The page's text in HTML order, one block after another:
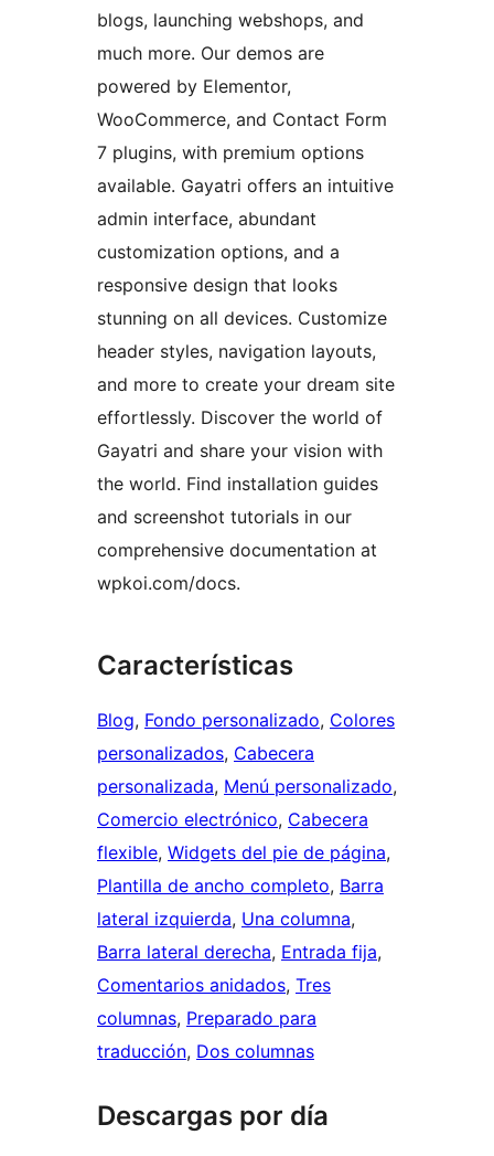
blogs, launching webshops, and
much more. Our demos are
powered by Elementor,
WooCommerce, and Contact Form
7 plugins, with premium options
available. Gayatri offers an intuitive
admin interface, abundant
customization options, and a
responsive design that looks
stunning on all devices. Customize
header styles, navigation layouts,
and more to create your dream site
effortlessly. Discover the world of
Gayatri and share your vision with
the world. Find installation guides
and screenshot tutorials in our
comprehensive documentation at
wpkoi.com/docs.
Características
Blog, Fondo personalizado, Colores
personalizados, Cabecera
personalizada, Menú personalizado
Comercio electrónico, Cabecera
flexible, Widgets del pie de página
Plantilla de ancho completo, Barra
lateral izquierda, Una columna
Barra lateral derecha, Entrada fija
Comentarios anidados, Tres
columnas, Preparado para
traducción, Dos columnas
Descargas por día